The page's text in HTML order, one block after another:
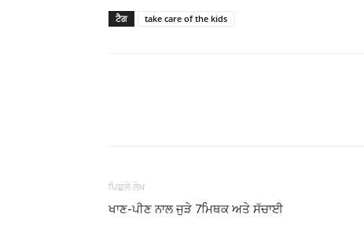
ਟੈਗ take care of the kids
ਪਿਛਲੇ ਲੇਖ
ਖਾਣ-ਪੀਣ ਨਾਲ ਜੁੜੇ 7ਮਿਥਕ ਅਤੇ ਸੱਚਾਈ